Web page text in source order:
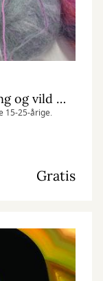
Strik & Snak – for dig der er ung og vild med garn
15-25-årige.
Gratis